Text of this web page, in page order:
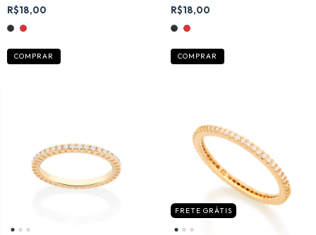
R$18,00
COMPRAR
R$18,00
COMPRAR
FRETE GRÁTIS